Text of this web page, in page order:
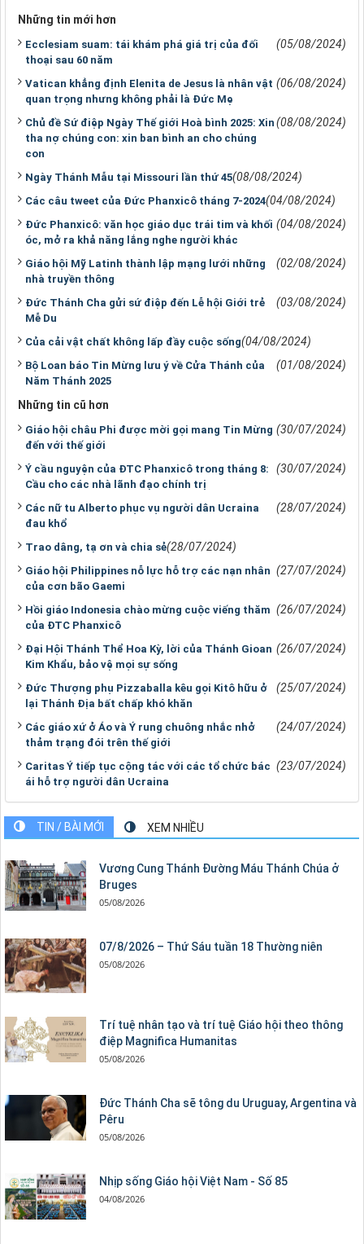
Những tin mới hơn
Ecclesiam suam: tái khám phá giá trị của đối
thoại sau 60 năm
(05/08/2024)
Vatican khẳng định Elenita de Jesus là nhân vật
quan trọng nhưng không phải là Đức Mẹ
(06/08/2024)
Chủ đề Sứ điệp Ngày Thế giới Hoà bình 2025: Xin
tha nợ chúng con: xin ban bình an cho chúng
con
(08/08/2024)
Ngày Thánh Mẫu tại Missouri lần thứ 45(08/08/2024)
Các câu tweet của Đức Phanxicô tháng 7-2024(04/08/2024)
Đức Phanxicô: văn học giáo dục trái tim và khối
óc, mở ra khả năng lắng nghe người khác
(04/08/2024)
Giáo hội Mỹ Latinh thành lập mạng lưới những
nhà truyền thông
(02/08/2024)
Đức Thánh Cha gửi sứ điệp đến Lễ hội Giới trẻ
Mễ Du
(03/08/2024)
Của cải vật chất không lấp đầy cuộc sống(04/08/2024)
Bộ Loan báo Tin Mừng lưu ý về Cửa Thánh của
Năm Thánh 2025
(01/08/2024)
Những tin cũ hơn
Giáo hội châu Phi được mời gọi mang Tin Mừng
đến với thế giới
(30/07/2024)
Ý cầu nguyện của ĐTC Phanxicô trong tháng 8:
Cầu cho các nhà lãnh đạo chính trị
(30/07/2024)
Các nữ tu Alberto phục vụ người dân Ucraina
đau khổ
(28/07/2024)
Trao dâng, tạ ơn và chia sẻ(28/07/2024)
Giáo hội Philippines nỗ lực hỗ trợ các nạn nhân
của cơn bão Gaemi
(27/07/2024)
Hồi giáo Indonesia chào mừng cuộc viếng thăm
của ĐTC Phanxicô
(26/07/2024)
Đại Hội Thánh Thể Hoa Kỳ, lời của Thánh Gioan
Kim Khẩu, bảo vệ mọi sự sống
(26/07/2024)
Đức Thượng phụ Pizzaballa kêu gọi Kitô hữu ở
lại Thánh Địa bất chấp khó khăn
(25/07/2024)
Các giáo xứ ở Áo và Ý rung chuông nhắc nhở
thảm trạng đói trên thế giới
(24/07/2024)
Caritas Ý tiếp tục cộng tác với các tổ chức bác
ái hỗ trợ người dân Ucraina
(23/07/2024)
TIN / BÀI MỚI XEM NHIỀU
Vương Cung Thánh Ðường Máu Thánh Chúa ở
Bruges
05/08/2026
07/8/2026 – Thứ Sáu tuần 18 Thường niên
05/08/2026
Trí tuệ nhân tạo và trí tuệ Giáo hội theo thông
điệp Magnifica Humanitas
05/08/2026
Đức Thánh Cha sẽ tông du Uruguay, Argentina và
Pêru
05/08/2026
Nhịp sống Giáo hội Việt Nam - Số 85
04/08/2026